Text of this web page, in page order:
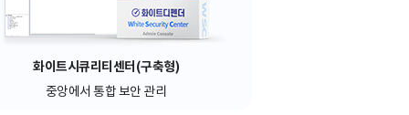
화이트시큐리티센터(구축형)
중앙에서 통합 보안 관리